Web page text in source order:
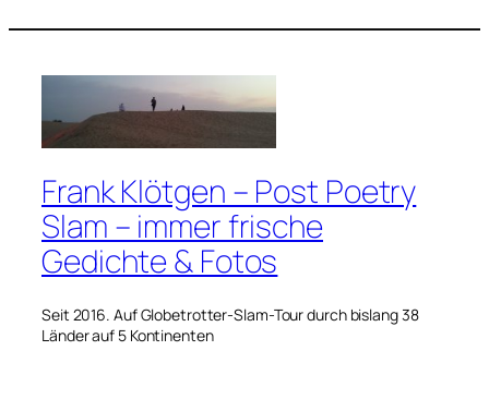
Frank Klötgen – Post Poetry
Slam – immer frische
Gedichte & Fotos
Seit 2016. Auf Globetrotter-Slam-Tour durch bislang 38
Länder auf 5 Kontinenten